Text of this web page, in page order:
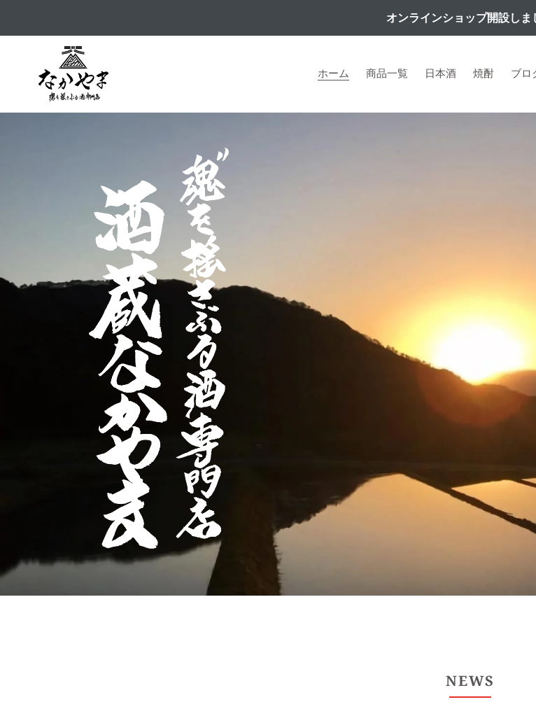
テ
キ
オンラインショップ開設しま
ホーム 商品一覧 日本酒 焼酎 ブロ
NEWS